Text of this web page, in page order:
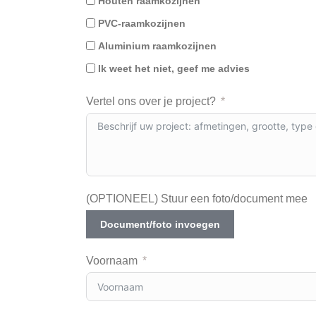
PVC-raamkozijnen
Aluminium raamkozijnen
Ik weet het niet, geef me advies
Vertel ons over je project?
(OPTIONEEL) Stuur een foto/document mee
Document/foto invoegen
Voornaam